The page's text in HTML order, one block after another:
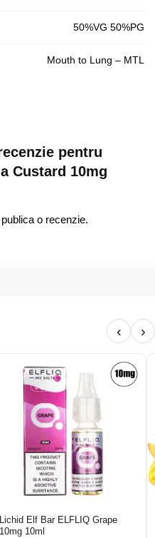
50%VG 50%PG
Mouth to Lung – MTL
pentru
Custard 10mg
o recenzie.
‹ ›
Lichid Elf Bar ELFLIQ Grape
10mg 10ml